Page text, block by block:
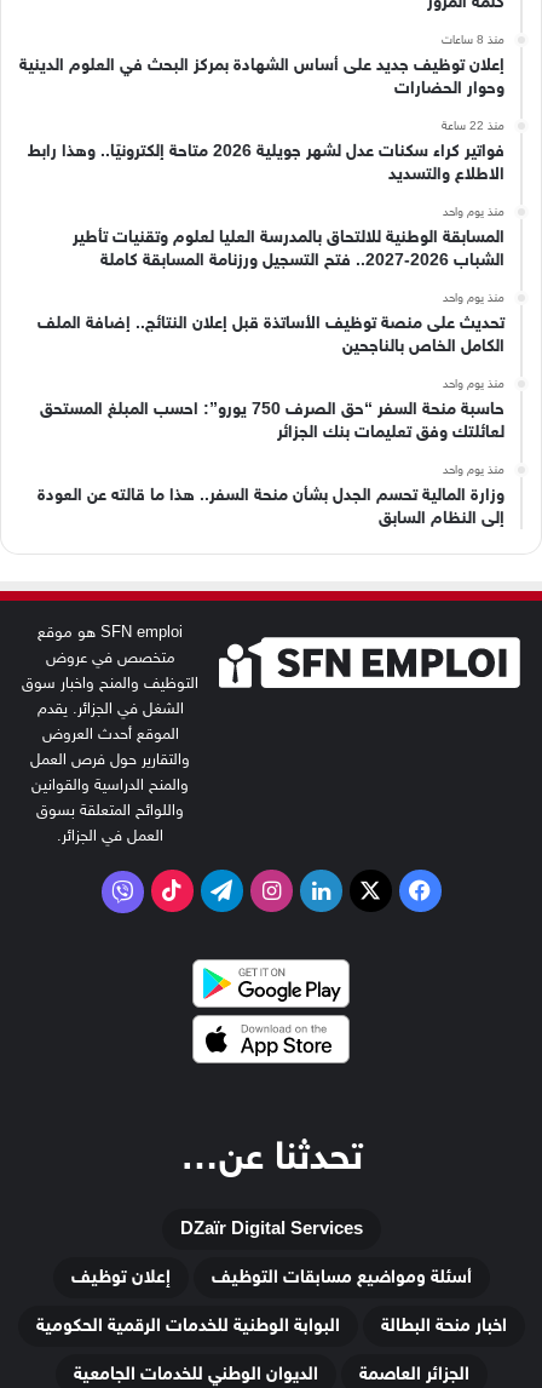
منذ 8 ساعات
إعلان توظيف جديد على أساس الشهادة بمركز البحث في العلوم الدينية
وحوار الحضارات
منذ 22 ساعة
فواتير كراء سكنات عدل لشهر جويلية 2026 متاحة إلكترونيًا.. وهذا رابط
الاطلاع والتسديد
منذ يوم واحد
المسابقة الوطنية للالتحاق بالمدرسة العليا لعلوم وتقنيات تأطير
الشباب 2026-2027.. فتح التسجيل ورزنامة المسابقة كاملة
منذ يوم واحد
تحديث على منصة توظيف الأساتذة قبل إعلان النتائج.. إضافة الملف
الكامل الخاص بالناجحين
منذ يوم واحد
حاسبة منحة السفر “حق الصرف 750 يورو”: احسب المبلغ المستحق
لعائلتك وفق تعليمات بنك الجزائر
منذ يوم واحد
وزارة المالية تحسم الجدل بشأن منحة السفر.. هذا ما قالته عن العودة
إلى النظام السابق
SFN emploi هو موقع
متخصص في عروض
التوظيف والمنح واخبار سوق
الشغل في الجزائر. يقدم
الموقع أحدث العروض
والتقارير حول فرص العمل
والمنح الدراسية والقوانين
واللوائح المتعلقة بسوق
العمل في الجزائر.
فيسبوك
‫X لينكدإنانستقرامتيلقرام‫TikTokفايبر
تحدثنا عن…
DZaïr Digital Services
أسئلة ومواضيع مسابقات التوظيف
إعلان توظيف
اخبار منحة البطالة
البوابة الوطنية للخدمات الرقمية الحكومية
الجزائر العاصمة
الديوان الوطني للخدمات الجامعية